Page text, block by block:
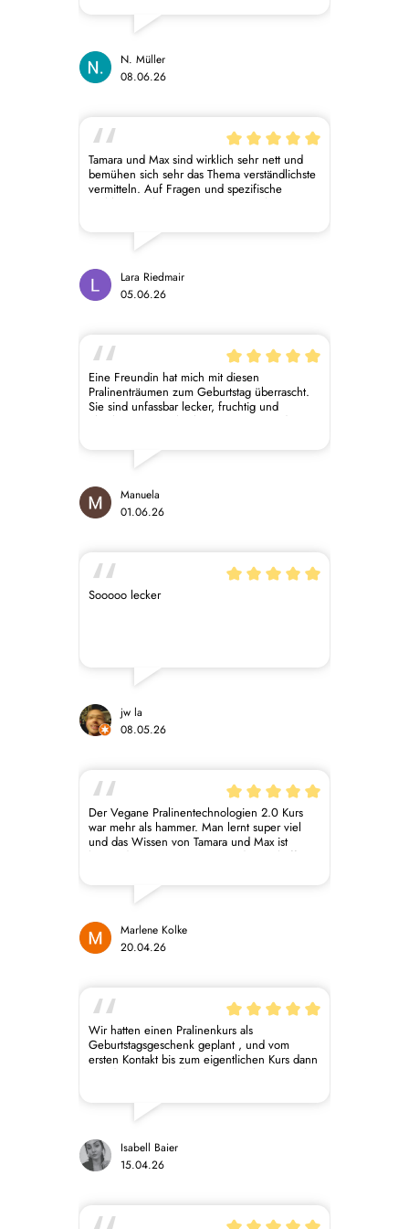
Milchaufschäumer, damit sie sich besser
auflöst. Schmeckt aber sonst auch ;-)
N. Müller
08.06.26
Tamara und Max sind wirklich sehr nett und
bemühen sich sehr das Thema verständlichste
vermitteln. Auf Fragen und spezifische
Probleme gehen Sie immer ein. Sehr zu
Produkte interessiert, aber auch für ein
generelles Verständnis für Zutaten und ihre
Lara Riedmair
05.06.26
Eine Freundin hat mich mit diesen
Pralinenträumen zum Geburtstag überrascht.
Sie sind unfassbar lecker, fruchtig und
gleichzeitig ganz leicht. Es ist ein Wunder,
Sie bekommen von mir 5 von 5 Sternen.
Manuela
01.06.26
Sooooo lecker
jw la
08.05.26
Der Vegane Pralinentechnologien 2.0 Kurs
war mehr als hammer. Man lernt super viel
und das Wissen von Tamara und Max ist
bewundernswert. Das was sie da geschaffen
der eigenen Schokolade und dem Wissen
über die Industrie dahinter. Ich freu mich
Marlene Kolke
20.04.26
Wir hatten einen Pralinenkurs als
Geburtstagsgeschenk geplant , und vom
ersten Kontakt bis zum eigentlichen Kurs dann
war die Korrespondenz immer sehr angenehm
viel gelernt über dieses filigrane und
gleichzeitig hoch technische Handwerk und
Kreativität mit präzisen und schnellen
Arbeitsabläufen vereint, und auf die
verhältnismäßig kurze Zeit bekommt man
den strukturierten Ablauf kann sogar jeder
Isabell Baier
15.04.26